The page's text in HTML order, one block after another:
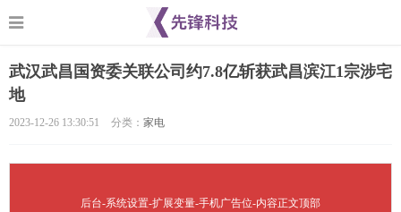
武汉武昌国资委关联公司约7.8亿斩获武昌滨江1宗涉宅
地
2023-12-26 13:30:51 分类： 家电
后台-系统设置-扩展变量-手机广告位-内容正文顶部